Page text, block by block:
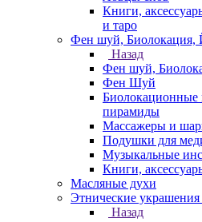
Книги,
и таро
Фен шуй, Биолокация,
Назад
Фен шуй,
Фен Шуй
Биолокационные
пирамиды
Массажеры и
Подушки для
Музыкальные
Книги,
Масляные духи
Этнические украшения
Назад